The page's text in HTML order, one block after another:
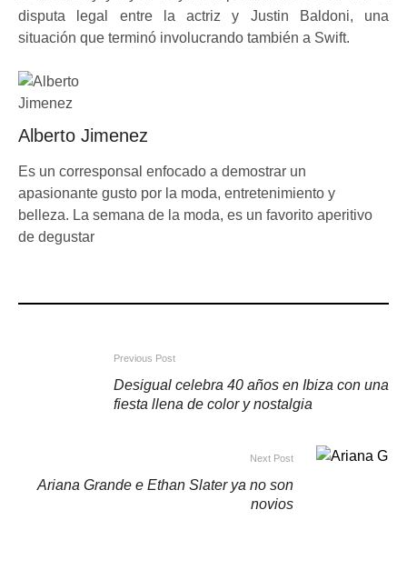
disputa legal entre la actriz y Justin Baldoni, una
situación que terminó involucrando también a Swift.
Alberto Jimenez
Es un corresponsal enfocado a demostrar un
apasionante gusto por la moda, entretenimiento y
belleza. La semana de la moda, es un favorito aperitivo
de degustar
Previous Post
Desigual celebra 40 años en Ibiza con una
fiesta llena de color y nostalgia
Next Post
Ariana Grande e Ethan Slater ya no son
novios